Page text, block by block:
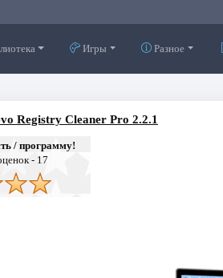
Игры Разное
Registry Cleaner Pro 2.2.1
/ программу!
- 17